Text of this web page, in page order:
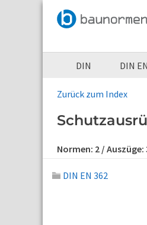
DIN DIN EN
Zurück zum Index
Normen: 2 / Auszüge:
DIN EN 362